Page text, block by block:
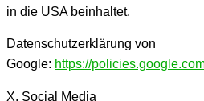
in die USA beinhaltet.
Datenschutzerklärung von
Google: https://
X. Social Media